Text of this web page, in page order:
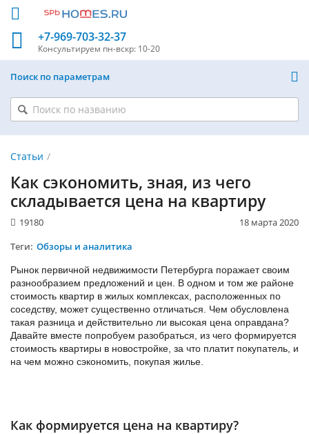
+7-969-703-32-37
Консультируем пн-вскр: 10-20
Поиск по параметрам
Статьи
Как сэкономить, зная, из чего
складывается цена на квартиру
18 марта 2020
19180
Теги: Обзоры и аналитика
Рынок первичной недвижимости Петербурга поражает своим
разнообразием предложений и цен. В одном и том же районе
стоимость квартир в жилых комплексах, расположенных по
соседству, может существенно отличаться. Чем обусловлена
такая разница и действительно ли высокая цена оправдана?
Давайте вместе попробуем разобраться, из чего формируется
стоимость квартиры в новостройке, за что платит покупатель, и
на чем можно сэкономить, покупая жилье.
Как формируется цена на квартиру?